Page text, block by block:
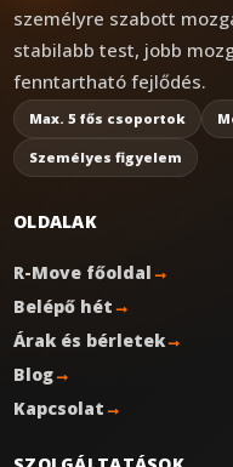
személyre szabott
stabilabb test, jobb
fenntartható fejlődés.
Max. 5 fős csoportok
Személyes figyelem
OLDALAK
R-Move főoldal→
Belépő hét→
Árak és bérletek→
Blog→
Kapcsolat→